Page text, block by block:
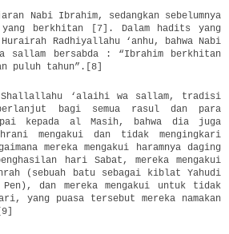
Nabi Ibrahim, sedangkan sebelumnya
yang berkhitan [7]. Dalam hadits yang
Radhiyallahu ‘anhu, bahwa Nabi
sallam bersabda : “Ibrahim berkhitan
puluh tahun”.[8]
Shallallahu ‘alaihi wa sallam, tradisi
bagi semua rasul dan para
kepada al Masih, bahwa dia juga
mengakui dan tidak mengingkari
mereka mengakui haramnya daging
hari Sabat, mereka mengakui
(sebuah batu sebagai kiblat Yahudi
dan mereka mengakui untuk tidak
yang puasa tersebut mereka namakan